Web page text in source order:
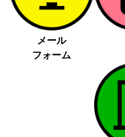
メール
フォーム